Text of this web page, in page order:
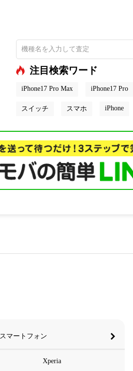
注目検索ワード
iPhone17 Pro Max iPhone17 Pro
スイッチ スマホ iPhone
スマートフォン
Xperia